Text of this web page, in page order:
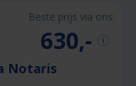
Beste prijs via ons:
630,-
Notaris